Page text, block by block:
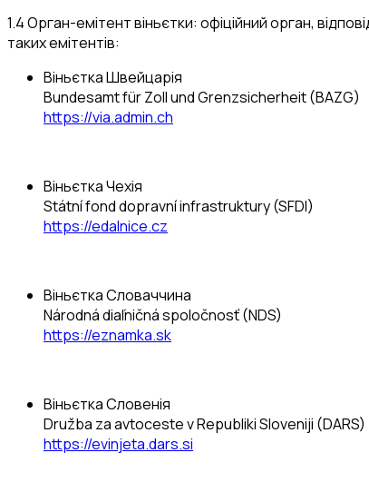
1.4 Орган-емітент віньєтки: офіційний орган,
таких емітентів:
Віньєтка Швейцарія
Bundesamt für Zoll und Grenzsicherheit (BAZG)
https://via.admin.ch
Віньєтка Чехія
Státní fond dopravní infrastruktury (SFDI)
https://edalnice.cz
Віньєтка Словаччина
Národná diaľničná spoločnosť (NDS)
https://eznamka.sk
Віньєтка Словенія
Družba za avtoceste v Republiki Sloveniji (DARS)
https://evinjeta.dars.si